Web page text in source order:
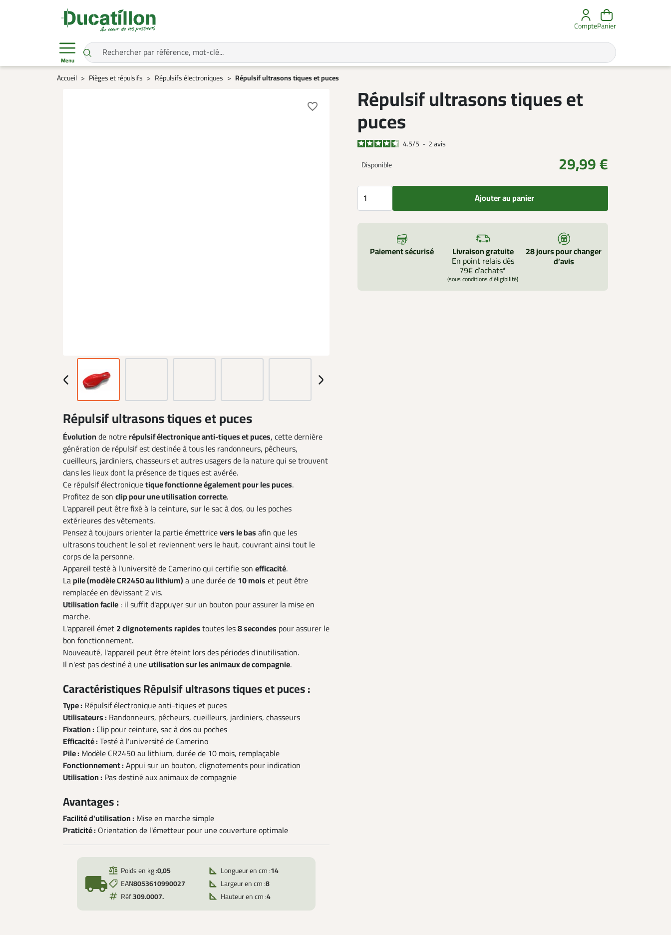
ComptePanier
Menu
Accueil Pièges et répulsifs Répulsifs électroniques Répulsif ultrasons tiques et puces
favorite_border Répulsif ultrasons tiques et
puces
4.5/5 - 2avis
Disponible
29,99 €
Ajouter au panier
Paiement sécurisé Livraison gratuite
En point relais dès
79€ d’achats*
(sous conditions d'éligibilité)
28 jours pour changer
d’avis
Répulsif ultrasons tiques et puces
Évolution de notrerépulsif électronique anti-tiques et puces, cette dernière
génération de répulsif est destinée à tous les randonneurs, pêcheurs,
cueilleurs, jardiniers, chasseurs et autres usagers de la nature qui se trouvent
dans les lieux dont la présence de tiques est avérée.
Ce répulsif électroniquetique fonctionne également pour les puces.
Profitez de son clip pour une utilisation correcte.
L'appareil peut être fixé à la ceinture, sur le sac à dos, ou les poches
extérieures des vêtements.
Pensez à toujours orienter la partie émettricevers le bas afin que les
ultrasons touchent le sol et reviennent vers le haut, couvrant ainsi tout le
corps de la personne.
Appareil testé à l'université de Camerino qui certifie son efficacité.
Lapile (modèle CR2450 au lithium) a une durée de 10 mois et peut être
remplacée en dévissant 2 vis.
Utilisation facile : il suffit d'appuyer sur un bouton pour assurer la mise en
marche.
L'appareil émet 2 clignotements rapides toutes les8 secondes pour assurer le
bon fonctionnement.
Nouveauté, l'appareil peut être éteint lors des périodes d'inutilisation.
Il n'est pas destiné à uneutilisation sur les animaux de compagnie.
Caractéristiques Répulsif ultrasons tiques et puces :
Type : Répulsif électronique anti-tiques et puces
Utilisateurs : Randonneurs, pêcheurs, cueilleurs, jardiniers, chasseurs
Fixation : Clip pour ceinture, sac à dos ou poches
Efficacité : Testé à l'université de Camerino
Pile : Modèle CR2450 au lithium, durée de 10 mois, remplaçable
Fonctionnement : Appui sur un bouton, clignotements pour indication
Utilisation : Pas destiné aux animaux de compagnie
Avantages :
Facilité d'utilisation : Mise en marche simple
Praticité : Orientation de l'émetteur pour une couverture optimale
local_shipping
Poids en kg :0,05
EAN8053610990027
Réf.309.0007.
Longueur en cm :14
Largeur en cm :8
Hauteur en cm :4